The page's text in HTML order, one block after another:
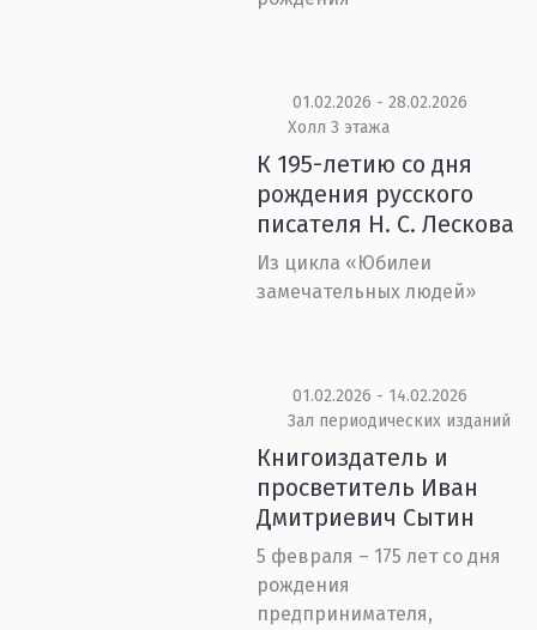
01.02.2026 - 28.02.2026
Холл 3 этажа
К 195-летию со дня
рождения русского
писателя Н. С. Лескова
Из цикла «Юбилеи
замечательных людей»
01.02.2026 - 14.02.2026
Зал периодических изданий
Книгоиздатель и
просветитель Иван
Дмитриевич Сытин
5 февраля – 175 лет со дня
рождения
предпринимателя,